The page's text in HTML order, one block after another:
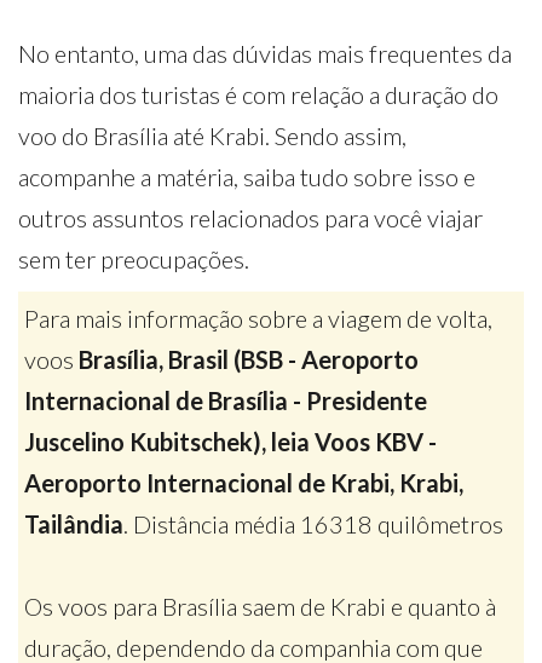
No entanto, uma das dúvidas mais frequentes da
maioria dos turistas é com relação a duração do
voo do Brasília até Krabi. Sendo assim,
acompanhe a matéria, saiba tudo sobre isso e
outros assuntos relacionados para você viajar
sem ter preocupações.
Para mais informação sobre a viagem de volta,
voos Brasília, Brasil (BSB - Aeroporto
Internacional de Brasília - Presidente
Juscelino Kubitschek), leia Voos KBV -
Aeroporto Internacional de Krabi, Krabi,
Tailândia. Distância média 16318 quilômetros
Os voos para Brasília saem de Krabi e quanto à
duração, dependendo da companhia com que